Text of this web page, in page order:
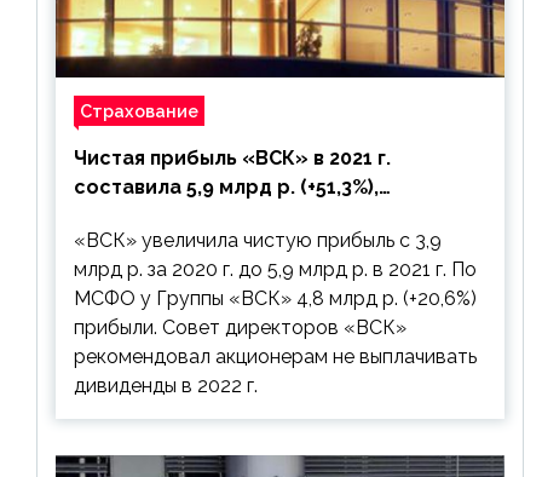
Страхование
Чистая прибыль «ВСК» в 2021 г.
составила 5,9 млрд р. (+51,3%),
выплачивать
«ВСК» увеличила чистую прибыль с 3,9
млрд р. за 2020 г. до 5,9 млрд р. в 2021 г. По
МСФО у Группы «ВСК» 4,8 млрд р. (+20,6%)
прибыли. Совет директоров «ВСК»
рекомендовал акционерам не выплачивать
дивиденды в 2022 г.